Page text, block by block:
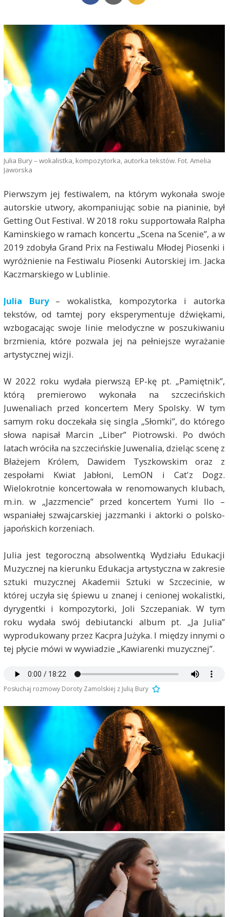
Julia Bury – wokalistka, kompozytorka, autorka tekstów. Fot. Amelia
Jaworska
Pierwszym jej festiwalem, na którym wykonała swoje
autorskie utwory, akompaniując sobie na pianinie, był
Getting Out Festival. W 2018 roku supportowała Ralpha
Kaminskiego w ramach koncertu „Scena na Scenie”, a w
2019 zdobyła Grand Prix na Festiwalu Młodej Piosenki i
wyróżnienie na Festiwalu Piosenki Autorskiej im. Jacka
Kaczmarskiego w Lublinie.
Julia Bury
– wokalistka, kompozytorka i autorka
tekstów, od tamtej pory eksperymentuje dźwiękami,
wzbogacając swoje linie melodyczne w poszukiwaniu
brzmienia, które pozwala jej na pełniejsze wyrażanie
artystycznej wizji.
W 2022 roku wydała pierwszą EP-kę pt. „Pamiętnik”,
którą premierowo wykonała na szczecińskich
Juwenaliach przed koncertem Mery Spolsky. W tym
samym roku doczekała się singla „Słomki”, do którego
słowa napisał Marcin „Liber” Piotrowski. Po dwóch
latach wróciła na szczecińskie Juwenalia, dzieląc scenę z
Błażejem Królem, Dawidem Tyszkowskim oraz z
zespołami Kwiat Jabłoni, LemON i Cat'z Dogz.
Wielokrotnie koncertowała w renomowanych klubach,
m.in. w „Jazzmencie” przed koncertem Yumi Ilo –
wspaniałej szwajcarskiej jazzmanki i aktorki o polsko-
japońskich korzeniach.
Julia jest tegoroczną absolwentką Wydziału Edukacji
Muzycznej na kierunku Edukacja artystyczna w zakresie
sztuki muzycznej Akademii Sztuki w Szczecinie, w
której uczyła się śpiewu u znanej i cenionej wokalistki,
dyrygentki i kompozytorki, Joli Szczepaniak. W tym
roku wydała swój debiutancki album pt. „Ja Julia”
wyprodukowany przez Kacpra Jużyka. I między innymi o
tej płycie mówi w wywiadzie „Kawiarenki muzycznej”.
Posłuchaj rozmowy Doroty Zamolskiej z Julią Bury